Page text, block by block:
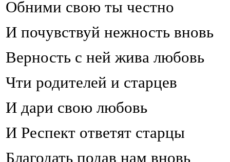
Обними свою ты честно
И почувствуй нежность вновь
Верность с ней жива любовь
Чти родителей и старцев
И дари свою любовь
И Респект ответят старцы
Благодать подав нам вновь